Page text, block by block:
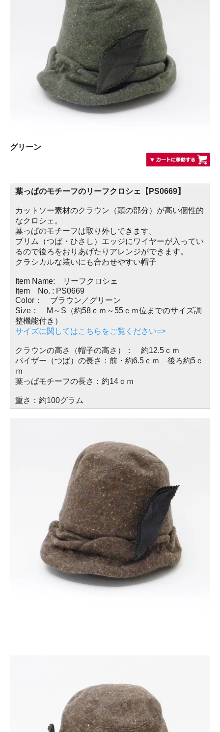
グリーン
葉っぱのモチーフのリーフクロシェ【PS0669】
カットソー素材のクラウン（頭の部分）が高い個性的
なクロシェ。
葉っぱのモチーフは取り外しできます。
ブリム（つば・ひさし）エッジにワイヤーが入ってい
るので後ろをおりあげたりアレンジができます。
クラシカルな装いにも合わせやすい帽子
Item Name: リーフクロシェ
Item No. : PS0669
Color： ブラウン／グリーン
Size： M～S（約58ｃｍ～55ｃｍ位までのサイズ調
整機能付き）
サイズに関してはこちらをご覧ください=>
クラウンの高さ（帽子の高さ）： 約12.5ｃｍ
バイザー（つば）の長さ：前・約6.5ｃｍ 後ろ約5ｃ
ｍ
葉っぱモチーフの長さ：約14ｃｍ
重さ：約100グラム